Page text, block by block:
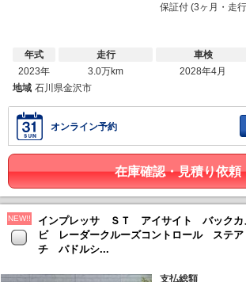
保証付 (3ヶ月・走
年式
2023年
走行
3.0万km
車検
2028年4月
地域 石川県金沢市
オンライン予約
在庫確認・見積り依頼
NEW!!
インプレッサ ＳＴ アイサイト バック
ビ レーダークルーズコントロール ステア
チ パドルシ...
支払総額